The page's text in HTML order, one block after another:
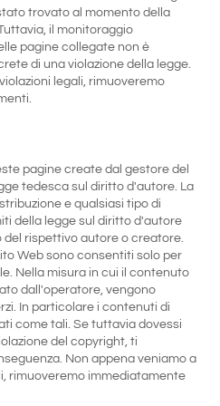
trovato al momento della
il monitoraggio
pagine collegate non è
di una violazione della legge.
legali, rimuoveremo
pagine create dal gestore del
tedesca sul diritto d'autore. La
e qualsiasi tipo di
della legge sul diritto d'autore
rispettivo autore o creatore.
Web sono consentiti solo per
Nella misura in cui il contenuto
dall'operatore, vengono
In particolare i contenuti di
come tali. Se tuttavia dovessi
del copyright, ti
Non appena veniamo a
rimuoveremo immediatamente